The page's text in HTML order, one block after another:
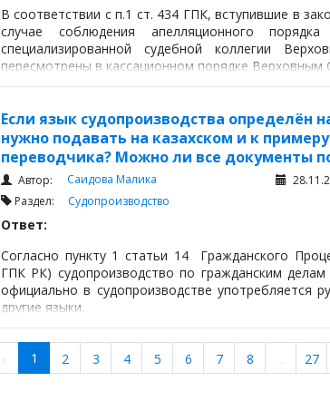
В соответствии с п.1 ст. 434 ГПК, вступившие в
случае соблюдения апелляционного
специализированной судебной коллегии
пересмотрены в кассационном порядке Верховным
Если язык судопроизводства определён
нужно подавать на казахском и к
переводчика? Можно ли все документы
Автор: Саидова Малика
Раздел: Судопроизводство
Ответ:
Согласно пункту 1 статьи 14 Гражданского
ГПК РК) судопроизводство по гражданским
официально в судопроизводстве употребляется
другие языки.
1 2 3 4 5 6 7 8 27